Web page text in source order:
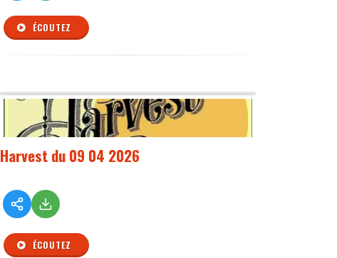
ÉCOUTEZ
Harvest du 09 04 2026
ÉCOUTEZ